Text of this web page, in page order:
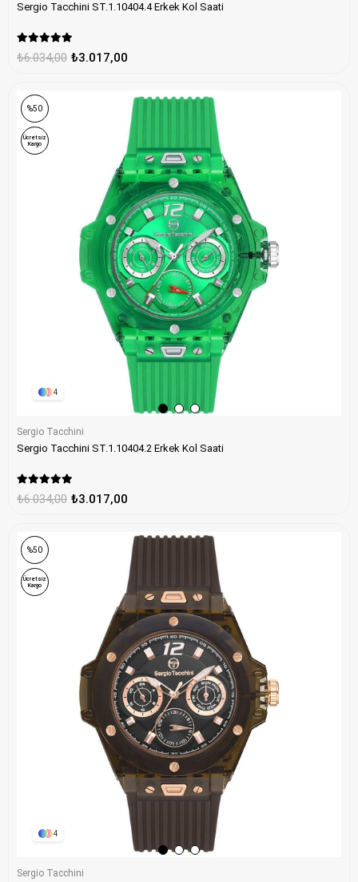
Sergio Tacchini ST.1.10404.4 Erkek Kol Saati
₺3.017,00
₺6.034,00
4
Sergio Tacchini
Sergio Tacchini ST.1.10404.2 Erkek Kol Saati
₺3.017,00
₺6.034,00
%50
Ücretsiz
Kargo
4
Sergio Tacchini
%50
Ücretsiz
Kargo